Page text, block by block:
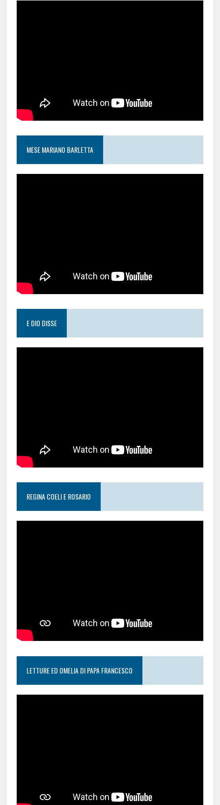
MESE MARIANO BARLETTA
E DIO DISSE
REGINA COELI E ROSARIO
LETTURE ED OMELIA DI PAPA FRANCESCO